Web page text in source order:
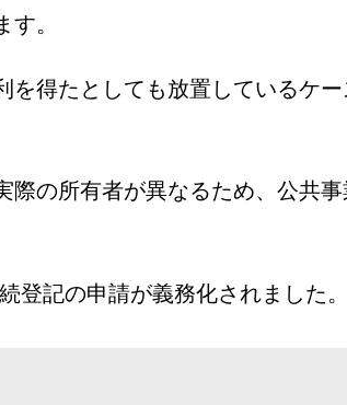
。
を得たとしても放置しているケー
際の所有者が異なるため、公共事
登記の申請が義務化されました